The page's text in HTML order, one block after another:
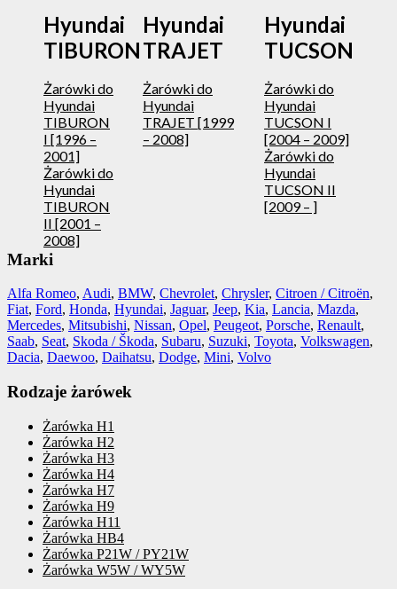
Hyundai
TIBURON
Żarówki do
Hyundai
TIBURON
I [1996 –
2001]
Żarówki do
Hyundai
TIBURON
II [2001 –
2008]
Hyundai
TRAJET
Żarówki do
Hyundai
TRAJET [1999
– 2008]
Hyundai
TUCSON
Żarówki do
Hyundai
TUCSON I
[2004 – 2009]
Żarówki do
Hyundai
TUCSON II
[2009 – ]
Marki
Alfa Romeo, Audi, BMW, Chevrolet, Chrysler, Citroen / Citroën,
Fiat, Ford, Honda, Hyundai, Jaguar, Jeep, Kia, Lancia, Mazda,
Mercedes, Mitsubishi, Nissan, Opel, Peugeot, Porsche, Renault,
Saab, Seat, Skoda / Škoda, Subaru, Suzuki, Toyota, Volkswagen,
Dacia, Daewoo, Daihatsu, Dodge, Mini, Volvo
Rodzaje żarówek
Żarówka H1
Żarówka H2
Żarówka H3
Żarówka H4
Żarówka H7
Żarówka H9
Żarówka H11
Żarówka HB4
Żarówka P21W / PY21W
Żarówka W5W / WY5W